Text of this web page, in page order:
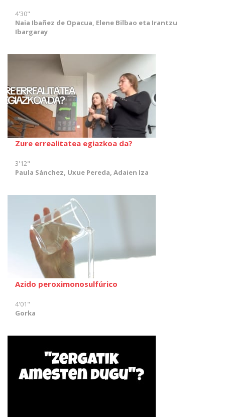
4'30"
Naia Ibañez de Opacua, Elene Bilbao eta Irantzu
Ibargaray
Zure errealitatea egiazkoa da?
3'12"
Paula Sánchez, Uxue Pereda, Adaien Iza
Azido peroximonosulfúrico
4'01"
Gorka